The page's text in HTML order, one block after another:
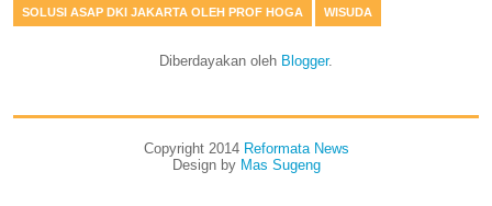
SOLUSI ASAP DKI JAKARTA OLEH PROF HOGA WISUDA
Diberdayakan oleh Blogger.
Copyright 2014 Reformata News
Design by Mas Sugeng